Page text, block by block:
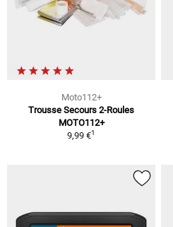
Moto112+
Trousse Secours 2-Roules
MOTO112+
9,99 €1